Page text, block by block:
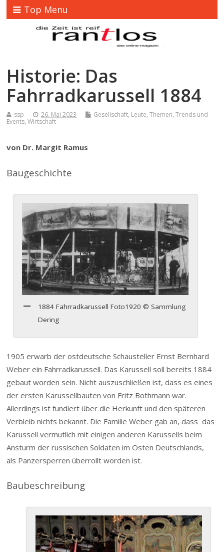
Top Menu
Historie: Das
Fahrradkarussell 1884
ssp 26. Mai 2023 Gesellschaft, Leute,Themen,Trends und
Events,Wirtschaft
von Dr. Margit Ramus
Baugeschichte
1884 Fahrradkarussell Foto1920 © Sammlung
Dering
1905 erwarb der ostdeutsche Schausteller Ernst Bernhard
Weber ein Fahrradkarussell. Das Karussell soll bereits 1884
gebaut worden sein. Nicht auszuschließen ist, dass es eines
der ersten Karussellbauten von Fritz Bothmann war.
Allerdings ist fundiert über die Herkunft und den späteren
Verbleib nichts bekannt. Die Familie Weber gab an, dass das
Karussell vermutlich mit einigen anderen Karussells beim
Ansturm der russischen Soldaten im Osten Deutschlands,
als Panzersperren überrollt worden ist.
Baubeschreibung